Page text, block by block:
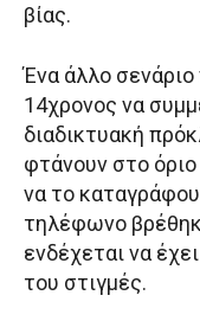
βίας.
Ένα άλλο σενάριο
14χρονος να
διαδικτυακή
φτάνουν στο
να το
τηλέφωνο
ενδέχεται να
του στιγμές.